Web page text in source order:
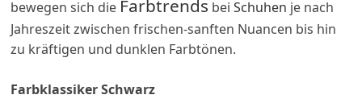
bewegen sich die Farbtrends beiSchuhen je nach
Jahreszeit zwischen frischen-sanften Nuancen bis hin
zu kräftigen und dunklen Farbtönen.
Farbklassiker Schwarz